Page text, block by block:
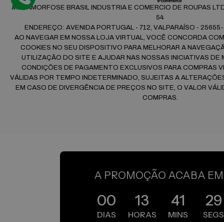
A PROMOÇÃO ACABA
00
DIAS
13
HORAS
41
MINS
17
SEGS
METAMORFOSE BRASIL INDUSTRIA E COMERCIO DE ROUPAS
54
ENDEREÇO: AVENIDA PORTUGAL - 712, VALPARAÍSO -
AO NAVEGAR EM NOSSA LOJA VIRTUAL, VOCÊ CONCORDA
COOKIES NO SEU DISPOSITIVO PARA MELHORAR A
UTILIZAÇÃO DO SITE E AJUDAR NAS NOSSAS INICIATIVAS DE
CONDIÇÕES DE PAGAMENTO EXCLUSIVOS PARA COMPRAS
VÁLIDAS POR TEMPO INDETERMINADO, SUJEITAS A
EM CASO DE DIVERGÊNCIA DE PREÇOS NO SITE, O VALOR
COMPRAS.